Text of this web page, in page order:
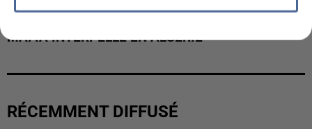
MAFIA INTERPELLÉ EN ALGÉRIE
RÉCEMMENT DIFFUSÉ